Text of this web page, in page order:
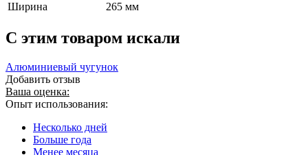
Ширина
265 мм
C этим товаром искали
Алюминиевый чугунок
Добавить отзыв
Ваша оценка:
Опыт использования:
Несколько дней
Больше года
Менее месяца